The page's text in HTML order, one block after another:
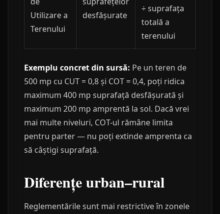
Utilizare a
Terenului
desfășurate
÷ suprafața
totală a
terenului
Exemplu concret din sursă: Pe un teren de
500 mp cu CUT = 0,8 și COT = 0,4, poți ridica
maximum 400 mp suprafață desfășurată și
maximum 200 mp amprentă la sol. Dacă vrei
mai multe niveluri, COT-ul rămâne limita
pentru parter — nu poți extinde amprenta ca
să câștigi suprafață.
Diferențe urban–rural
Reglementările sunt mai restrictive în zonele